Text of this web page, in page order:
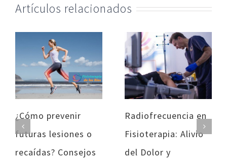
Artículos relacionados
¿Cómo prevenir
futuras lesiones o
recaídas? Consejos
Radiofrecuencia en
Fisioterapia: Alivio
del Dolor y